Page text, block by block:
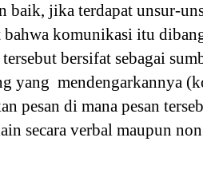
baik, jika terdapat unsur-
komunikasi itu
bersifat sebagai
yang mendengarkannya
pesan di mana pesan
secara verbal maupun